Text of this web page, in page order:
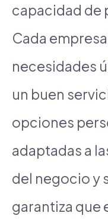
capacidad de
Cada
necesidades
un buen
opciones
adaptadas a
del negocio y
garantiza que